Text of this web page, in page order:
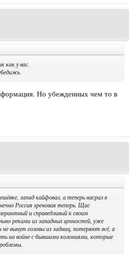
как у вас.
Но убежденных чем то в
запад кайфовал, а теперь насрал в
Россия хреновая теперь. Щас
и справедливый к своим
реками из западных ценностей, уже
вынут головы из задниц, потеряют всё, а
на войне с бывшими колониями, которые